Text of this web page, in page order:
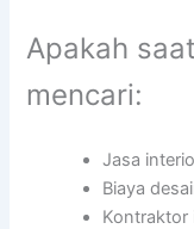
Apakah
mencari:
Jasa
Biaya
Kontraktor